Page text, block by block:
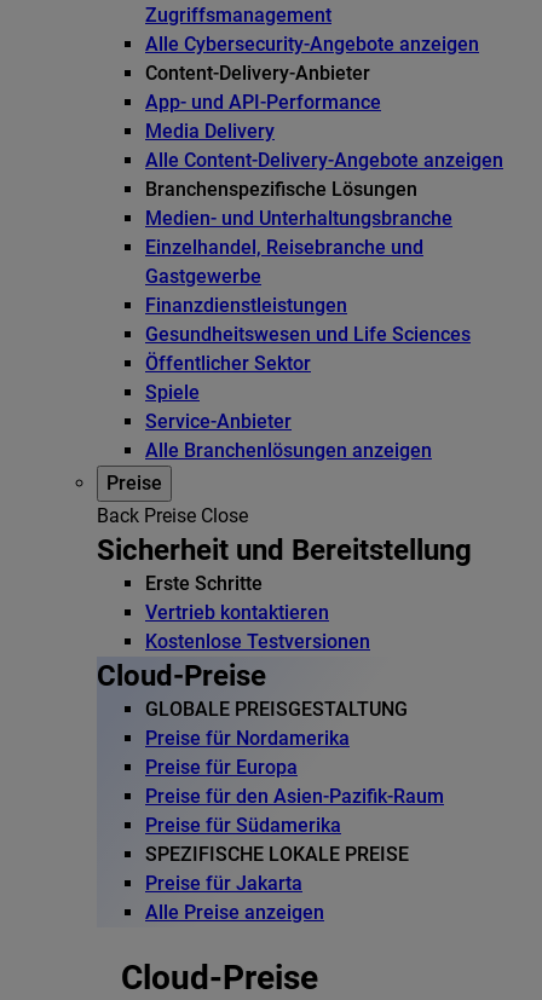
Zugriffsmanagement
Alle Cybersecurity-Angebote anzeigen
Content-Delivery-Anbieter
App- und API-Performance
Media Delivery
Alle Content-Delivery-Angebote anzeigen
Branchenspezifische Lösungen
Medien- und Unterhaltungsbranche
Einzelhandel, Reisebranche und
Gastgewerbe
Finanzdienstleistungen
Gesundheitswesen und Life Sciences
Öffentlicher Sektor
Spiele
Service-Anbieter
Alle Branchenlösungen anzeigen
Preise
Back Preise Close
Sicherheit und Bereitstellung
Erste Schritte
Vertrieb kontaktieren
Kostenlose Testversionen
Cloud-Preise
GLOBALE PREISGESTALTUNG
Preise für Nordamerika
Preise für Europa
Preise für den Asien-Pazifik-Raum
Preise für Südamerika
SPEZIFISCHE LOKALE PREISE
Preise für Jakarta
Alle Preise anzeigen
Cloud-Preise